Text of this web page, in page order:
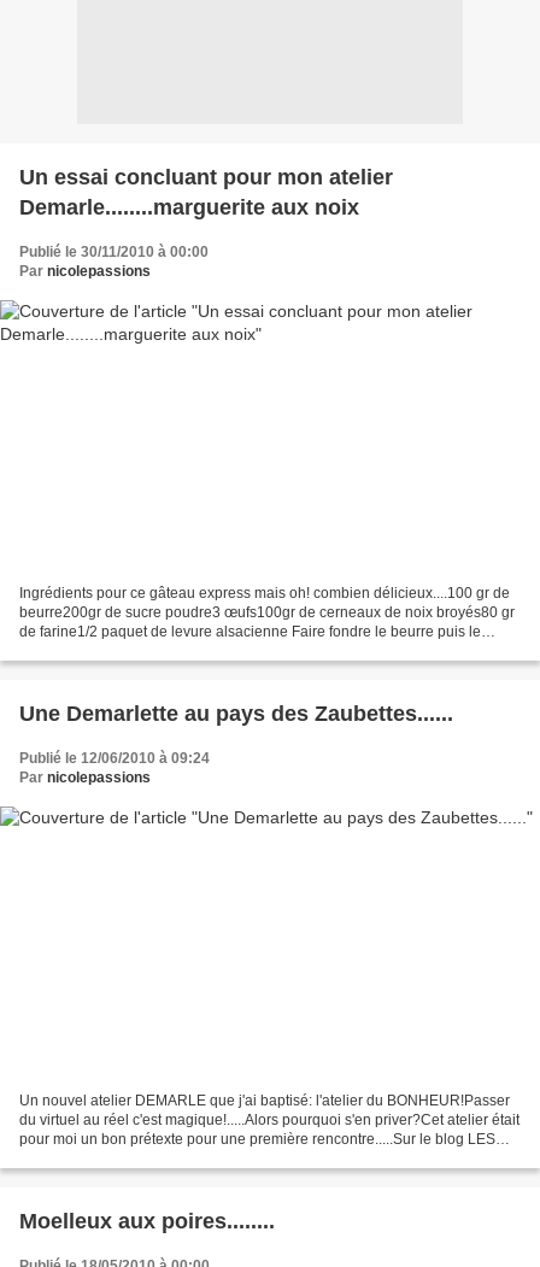
Un essai concluant pour mon atelier
Demarle........marguerite aux noix
Publié le 30/11/2010 à 00:00
Par nicolepassions
Ingrédients pour ce gâteau express mais oh! combien délicieux....100 gr de
beurre200gr de sucre poudre3 œufs100gr de cerneaux de noix broyés80 gr
de farine1/2 paquet de levure alsacienne Faire fondre le beurre puis le
Une Demarlette au pays des Zaubettes......
Publié le 12/06/2010 à 09:24
Par nicolepassions
Un nouvel atelier DEMARLE que j'ai baptisé: l'atelier du BONHEUR!Passer
du virtuel au réel c'est magique!.....Alors pourquoi s'en priver?Cet atelier était
pour moi un bon prétexte pour une première rencontre.....Sur le blog LES
Moelleux aux poires........